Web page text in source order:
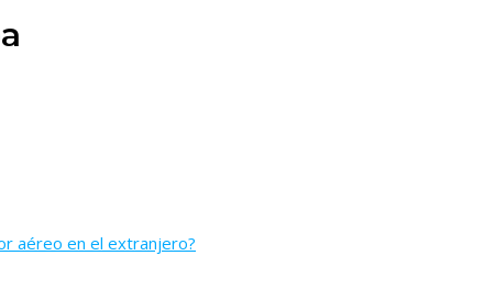
aéreo en el extranjero?